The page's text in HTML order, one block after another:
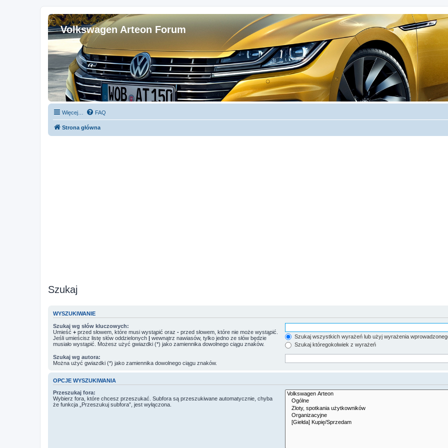
Volkswagen Arteon Forum
Więcej… FAQ
Strona główna
Szukaj
WYSZUKIWANIE
Szukaj wg słów kluczowych:
Umieść + przed słowem, które musi wystąpić oraz - przed słowem, które nie może wystąpić.
Jeśli umieścisz listę słów oddzielonych | wewnątrz nawiasów, tylko jedno ze słów będzie
musiało wystąpić. Możesz użyć gwiazdki (*) jako zamiennika dowolnego ciągu znaków.
Szukaj wszystkich wyrażeń lub użyj wyrażenia
Szukaj któregokolwiek z wyrażeń
Szukaj wg autora:
Można użyć gwiazdki (*) jako zamiennika dowolnego ciągu znaków.
OPCJE WYSZUKIWANIA
Przeszukaj fora:
Wybierz fora, które chcesz przeszukać. Subfora są przeszukiwane automatycznie, chyba
że funkcja „Przeszukuj subfora”, jest wyłączona.